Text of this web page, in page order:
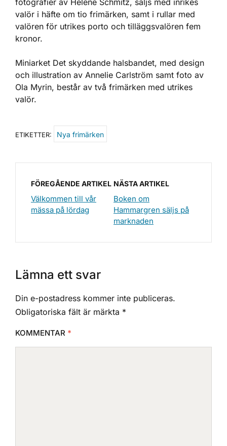
fotografier av Helene Schmitz, säljs med inrikes
valör i häfte om tio frimärken, samt i rullar med
valören för utrikes porto och tilläggsvalören fem
kronor.
Miniarket Det skyddande halsbandet, med design
och illustration av Annelie Carlström samt foto av
Ola Myrin, består av två frimärken med utrikes
valör.
ETIKETTER: Nya frimärken
FÖREGÅENDE ARTIKEL
Välkommen till vår
mässa på lördag
NÄSTA ARTIKEL
Boken om
Hammargren säljs på
marknaden
Lämna ett svar
Din e-postadress kommer inte publiceras.
Obligatoriska fält är märkta *
KOMMENTAR *